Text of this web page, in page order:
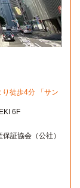
徒歩4分 「サン
6F
証協会（公社）